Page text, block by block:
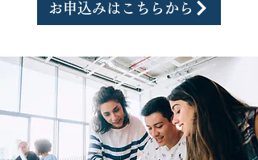
お申込みはこちらから